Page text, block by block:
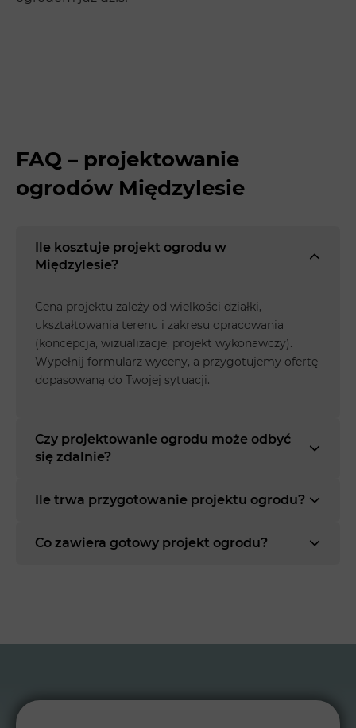
FAQ – projektowanie
ogrodów Międzylesie
Ile kosztuje projekt ogrodu w
Międzylesie?
Cena projektu zależy od wielkości działki,
ukształtowania terenu i zakresu opracowania
(koncepcja, wizualizacje, projekt wykonawczy).
Wypełnij formularz wyceny, a przygotujemy ofertę
dopasowaną do Twojej sytuacji.
Czy projektowanie ogrodu może odbyć
się zdalnie?
Ile trwa przygotowanie projektu ogrodu?
Co zawiera gotowy projekt ogrodu?